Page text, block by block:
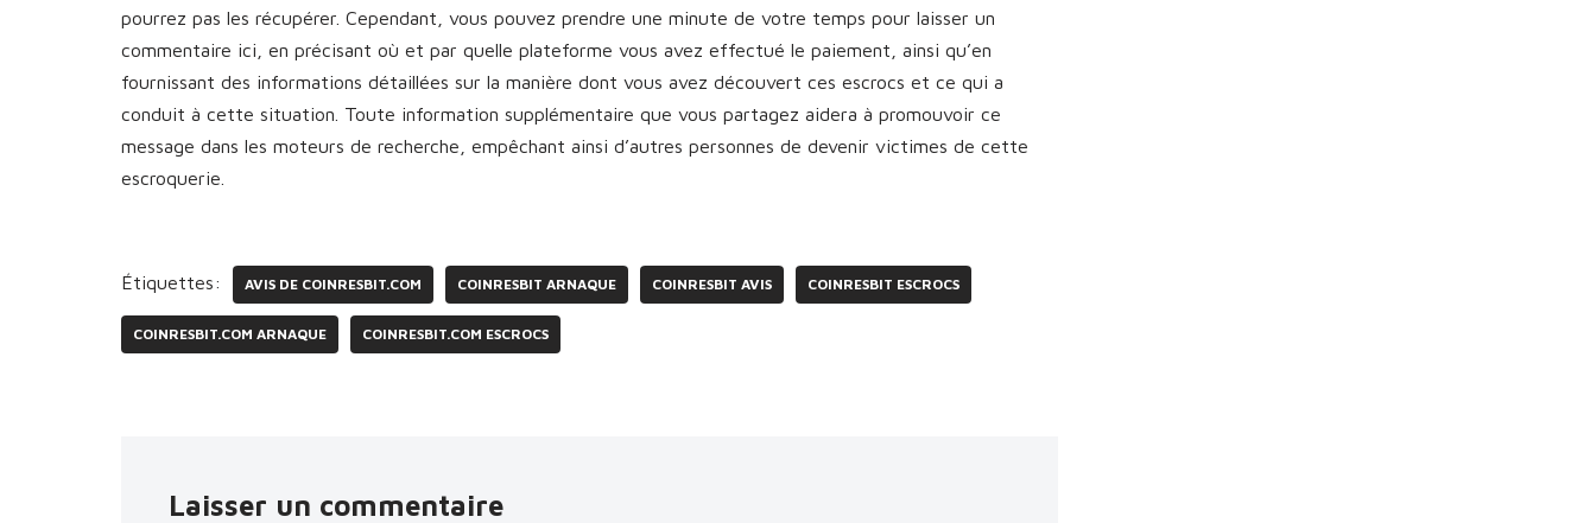
pourrez pas les récupérer. Cependant, vous pouvez prendre une minute de votre temps pour laisser un
commentaire ici, en précisant où et par quelle plateforme vous avez effectué le paiement, ainsi qu’en
fournissant des informations détaillées sur la manière dont vous avez découvert ces escrocs et ce qui a
conduit à cette situation. Toute information supplémentaire que vous partagez aidera à promouvoir ce
message dans les moteurs de recherche, empêchant ainsi d’autres personnes de devenir victimes de cette
escroquerie.
Étiquettes: AVIS DE COINRESBIT.COM COINRESBIT ARNAQUE COINRESBIT AVIS COINRESBIT ESCROCS
COINRESBIT.COM ARNAQUE COINRESBIT.COM ESCROCS
Laisser un commentaire